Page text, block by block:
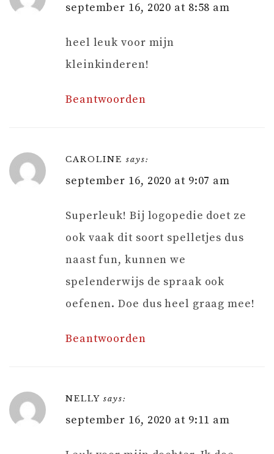
september 16, 2020 at 8:58 am
heel leuk voor mijn
kleinkinderen!
Beantwoorden
CAROLINE says:
september 16, 2020 at 9:07 am
Superleuk! Bij logopedie doet ze
ook vaak dit soort spelletjes dus
naast fun, kunnen we
spelenderwijs de spraak ook
oefenen. Doe dus heel graag mee!
Beantwoorden
NELLY says:
september 16, 2020 at 9:11 am